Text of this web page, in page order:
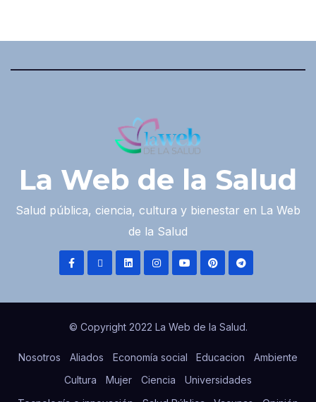
La Web de la Salud
Salud pública, ciencia, cultura y bienestar en La Web
de la Salud
© Copyright 2022 La Web de la Salud.
Nosotros Aliados Economía social Educacion
Ambiente
Cultura
Mujer Ciencia
Universidades